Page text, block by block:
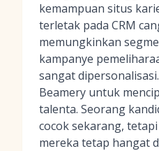
kemampuan situs
terletak pada CRM
memungkinkan
kampanye
sangat
Beamery untuk
talenta. Seorang
cocok sekarang,
mereka tetap hangat